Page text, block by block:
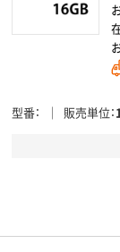
型番 販売単位